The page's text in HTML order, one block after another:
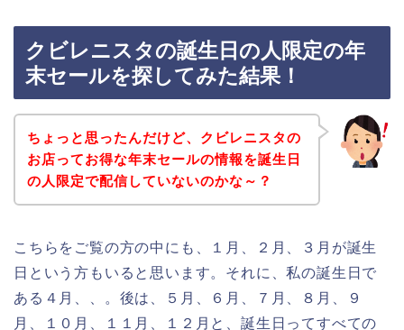
クビレニスタの誕生日の人限定の年
末セールを探してみた結果！
ちょっと思ったんだけど、クビレニスタの
お店ってお得な年末セールの情報を誕生日
の人限定で配信していないのかな～？
こちらをご覧の方の中にも、１月、２月、３月が誕生
日という方もいると思います。それに、私の誕生日で
ある４月、、。後は、５月、６月、７月、８月、９
月、１０月、１１月、１２月と、誕生日ってすべての